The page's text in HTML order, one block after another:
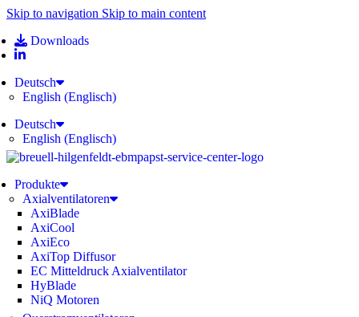
Skip to navigation Skip to main content
Downloads
Deutsch
English (Englisch)
Deutsch
English (Englisch)
Produkte
Axialventilatoren
AxiBlade
AxiCool
AxiEco
AxiTop Diffusor
EC Mitteldruck Axialventilator
HyBlade
NiQ Motoren